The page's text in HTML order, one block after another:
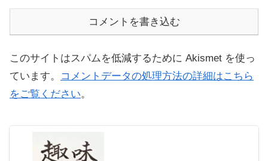
コメントを書き込む
このサイトはスパムを低減するために Akismet を使っ
ています。
コメントデータの処理方法の詳細はこちら
をご覧ください。